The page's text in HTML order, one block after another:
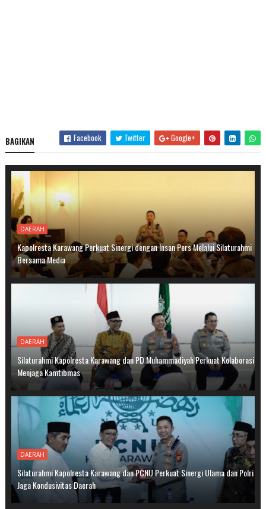
BAGIKAN Facebook Twitter Google+
DAERAH
Kapolresta Karawang Perkuat Sinergi dengan Insan Pers Melalui Silaturahmi
Bersama Media
DAERAH
Silaturahmi Kapolresta Karawang dan PD Muhammadiyah Perkuat Kolaborasi
Menjaga Kamtibmas
DAERAH
Silaturahmi Kapolresta Karawang dan PCNU Perkuat Sinergi Ulama dan Polri
Jaga Kondusivitas Daerah